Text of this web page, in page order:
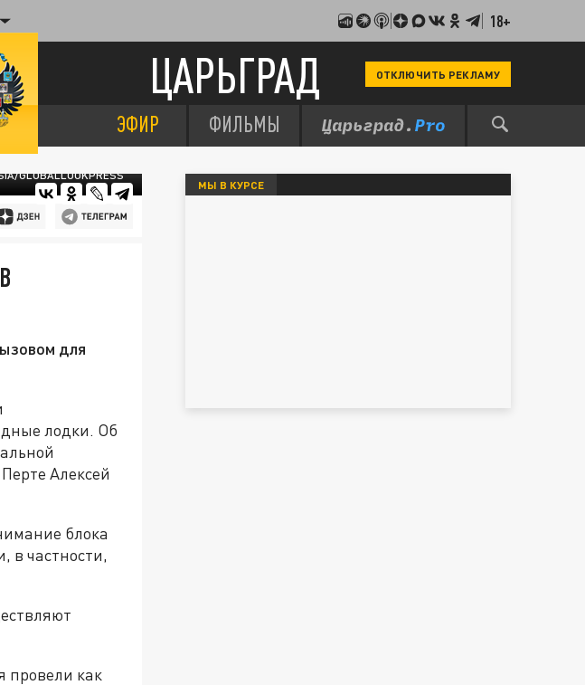
18+
ЦАРЬГРАД ОТКЛЮЧИТЬ РЕКЛАМУ
ЭФИР ФИЛЬМЫ
GLOBALLOOKPRESS
для
лодки. Об
Алексей
блока
в частности,
провели как
МЫ В КУРСЕ